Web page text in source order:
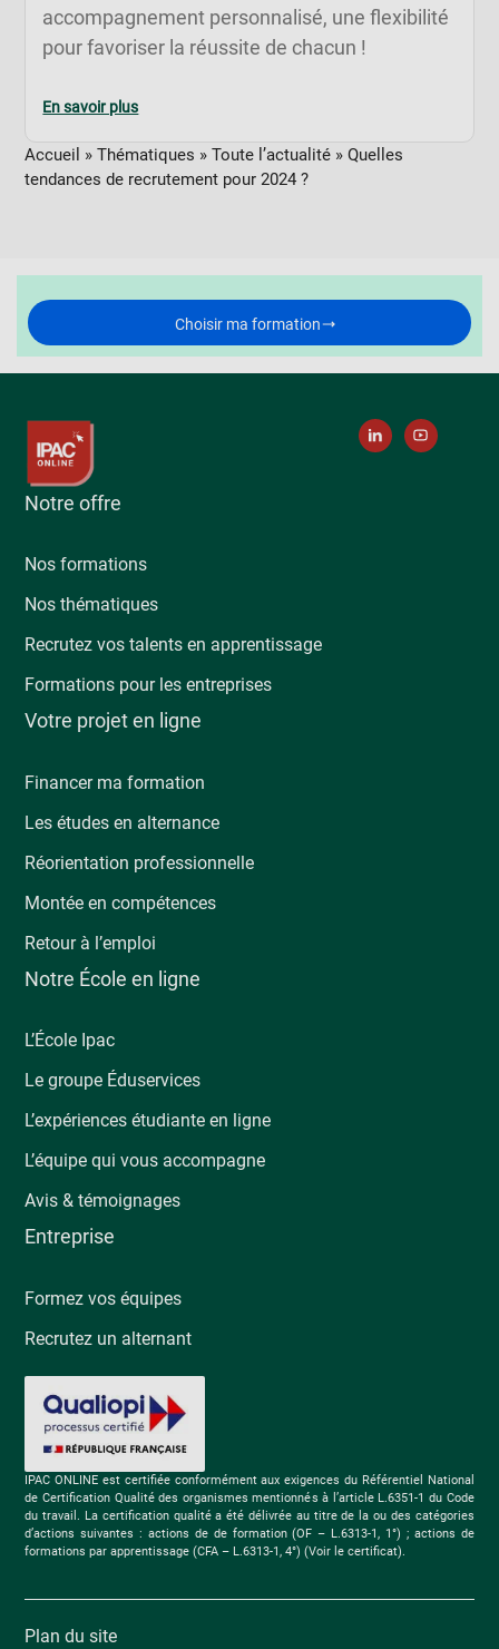
accompagnement personnalisé, une flexibilité
pour favoriser la réussite de chacun !
En savoir plus
Accueil »Thématiques »Toute l’actualité »Quelles
tendances de recrutement pour 2024 ?
Choisir ma formation
Notre offre
Nos formations
Nos thématiques
Recrutez vos talents en apprentissage
Formations pour les entreprises
Votre projet en ligne
Financer ma formation
Les études en alternance
Réorientation professionnelle
Montée en compétences
Retour à l’emploi
Notre École en ligne
L’École Ipac
Le groupe Éduservices
L’expériences étudiante en ligne
L’équipe qui vous accompagne
Avis & témoignages
Entreprise
Formez vos équipes
Recrutez un alternant
IPAC ONLINE est certifiée conformément aux exigences du Référentiel National
de Certification Qualité des organismes mentionnés à l’article L.6351-1 du Code
du travail. La certification qualité a été délivrée au titre de la ou des catégories
d’actions suivantes : actions de de formation (OF – L.6313-1, 1°) ; actions de
formations par apprentissage (CFA – L.6313-1, 4°) (Voir le certificat).
Plan du site